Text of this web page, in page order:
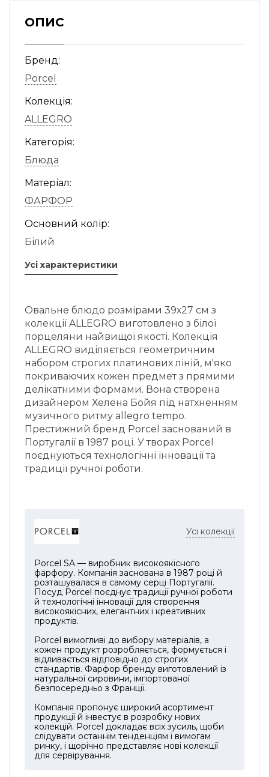
ОПИС
Бренд:
Porcel
Колекція:
ALLEGRO
Категорія:
Блюда
Матеріал:
ФАРФОР
Основний колір:
Білий
Усі характеристики
Овальне блюдо розмірами 39х27 см з
колекції ALLEGRO виготовлено з білої
порцеляни найвищої якості. Колекція
ALLEGRO виділяється геометричним
набором строгих платинових ліній, м'яко
покриваючих кожен предмет з прямими
делікатними формами. Вона створена
дизайнером Хелена Бойя під натхненням
музичного ритму allegro tempo.
Престижний бренд Porcel заснований в
Португалії в 1987 році. У творах Porcel
поєднуються технологічні інновації та
традиції ручної роботи.
Усі колекції
Porcel SA — виробник високоякісного
фарфору. Компанія заснована в 1987 році й
розташувалася в самому серці Португалії.
Посуд Porcel поєднує традиції ручної роботи
й технологічні інновації для створення
високоякісних, елегантних і креативних
продуктів.
Porcel вимогливі до вибору матеріалів, а
кожен продукт розробляється, формується і
відливається відповідно до строгих
стандартів. Фарфор бренду виготовлений із
натуральної сировини, імпортованої
безпосередньо з Франції.
Компанія пропонує широкий асортимент
продукції й інвестує в розробку нових
колекцій. Porcel докладає всіх зусиль, щоби
слідувати останнім тенденціям і вимогам
ринку, і щорічно представляє нові колекції
для сервірування.